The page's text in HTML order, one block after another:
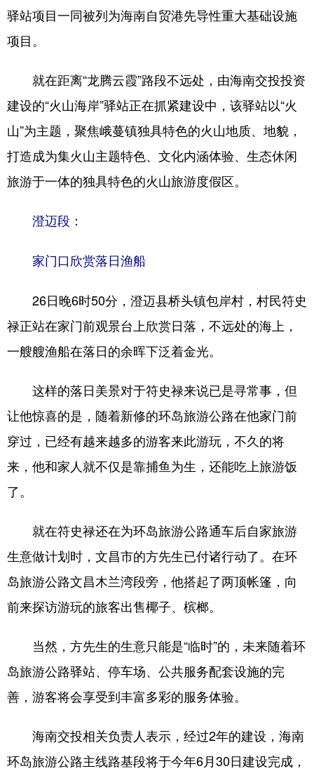
驿站项目一同被列为海南自贸港先导性重大基础设施
项目。
就在距离“龙腾云霞”路段不远处，由海南交投投资
建设的“火山海岸”驿站正在抓紧建设中，该驿站以“火
山”为主题，聚焦峨蔓镇独具特色的火山地质、地貌，
打造成为集火山主题特色、文化内涵体验、生态休闲
旅游于一体的独具特色的火山旅游度假区。
澄迈段：
家门口欣赏落日渔船
26日晚6时50分，澄迈县桥头镇包岸村，村民符史
禄正站在家门前观景台上欣赏日落，不远处的海上，
一艘艘渔船在落日的余晖下泛着金光。
这样的落日美景对于符史禄来说已是寻常事，但
让他惊喜的是，随着新修的环岛旅游公路在他家门前
穿过，已经有越来越多的游客来此游玩，不久的将
来，他和家人就不仅是靠捕鱼为生，还能吃上旅游饭
了。
就在符史禄还在为环岛旅游公路通车后自家旅游
生意做计划时，文昌市的方先生已付诸行动了。在环
岛旅游公路文昌木兰湾段旁，他搭起了两顶帐篷，向
前来探访游玩的旅客出售椰子、槟榔。
当然，方先生的生意只能是“临时”的，未来随着环
岛旅游公路驿站、停车场、公共服务配套设施的完
善，游客将会享受到丰富多彩的服务体验。
海南交投相关负责人表示，经过2年的建设，海南
环岛旅游公路主线路基段将于今年6月30日建设完成，